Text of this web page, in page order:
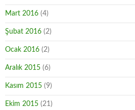
Mart 2016 (4)
Şubat 2016 (2)
Ocak 2016 (2)
Aralık 2015 (6)
Kasım 2015 (9)
Ekim 2015 (21)